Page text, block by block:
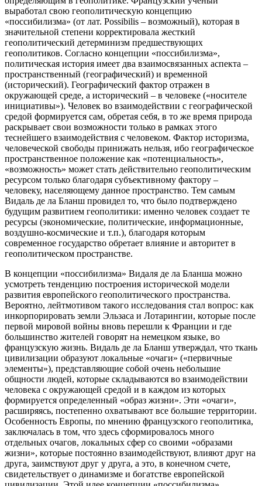
выработал свою геополитическую концепцию
«поссибилизма» (от лат. Рossibilis – возможный), которая в
значительной степени корректировала жесткий
геополитический детерминизм предшествующих
геополитиков. Согласно концепции «поссибилизма»,
политическая история имеет два взаимосвязанных аспекта –
пространственный (географический) и временной
(исторический). Географический фактор отражен в
окружающей среде, а исторический – в человеке («носителе
инициативы»). Человек во взаимодействии с географической
средой формируется сам, обретая себя, в то же время природа
раскрывает свои возможности только в рамках этого
теснейшего взаимодействия с человеком. Фактор историзма,
человеческой свободы принижать нельзя, ибо географическое
пространственное положение как «потенциальность»,
«возможность» может стать действительно геополитическим
ресурсом только благодаря субъективному фактору –
человеку, населяющему данное пространство. Тем самым
Видаль де ла Бланш провидел то, что было подтверждено
будущим развитием геополитики: именно человек создает те
ресурсы (экономические, политические, информационные,
воздушно-космические и т.п.), благодаря которым
современное государство обретает влияние и авторитет в
геополитическом пространстве.
В концепции «поссибилизма» Видаля де ла Бланша можно
усмотреть тенденцию построения исторической модели
развития европейского геополитического пространства.
Вероятно, лейтмотивом такого исследования стал вопрос: как
инкорпорировать земли Эльзаса и Лотарингии, которые после
первой мировой войны вновь перешли к Франции и где
большинство жителей говорят на немецком языке, во
французскую жизнь. Видаль де ла Бланш утверждал, что ткань
цивилизации образуют локальные «очаги» («первичные
элементы»), представляющие собой очень небольшие
общности людей, которые складываются во взаимодействии
человека с окружающей средой и в каждом из которых
формируется определенный «образ жизни». Эти «очаги»,
расширяясь, постепенно охватывают все большие территории.
Особенность Европы, по мнению французского геополитика,
заключалась в том, что здесь сформировалось много
отдельных очагов, локальных сфер со своими «образами
жизни», которые постоянно взаимодействуют, влияют друг на
друга, заимствуют друг у друга, а это, в конечном счете,
свидетельствует о динамизме и богатстве европейской